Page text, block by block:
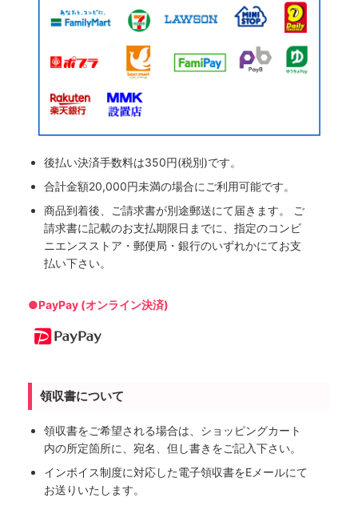
後払い決済手数料は350円(税別)です。
合計金額20,000円未満の場合にご利用可能です。
商品到着後、ご請求書が別途郵送にて届きます。 ご
請求書に記載のお支払期限日までに、指定のコンビ
ニエンスストア・郵便局・銀行のいずれかにてお支
払い下さい。
●PayPay (オンライン決済)
領収書について
領収書をご希望される場合は、ショッピングカート
内の所定箇所に、宛名、但し書きをご記入下さい。
インボイス制度に対応した電子領収書をEメールにて
お送りいたします。